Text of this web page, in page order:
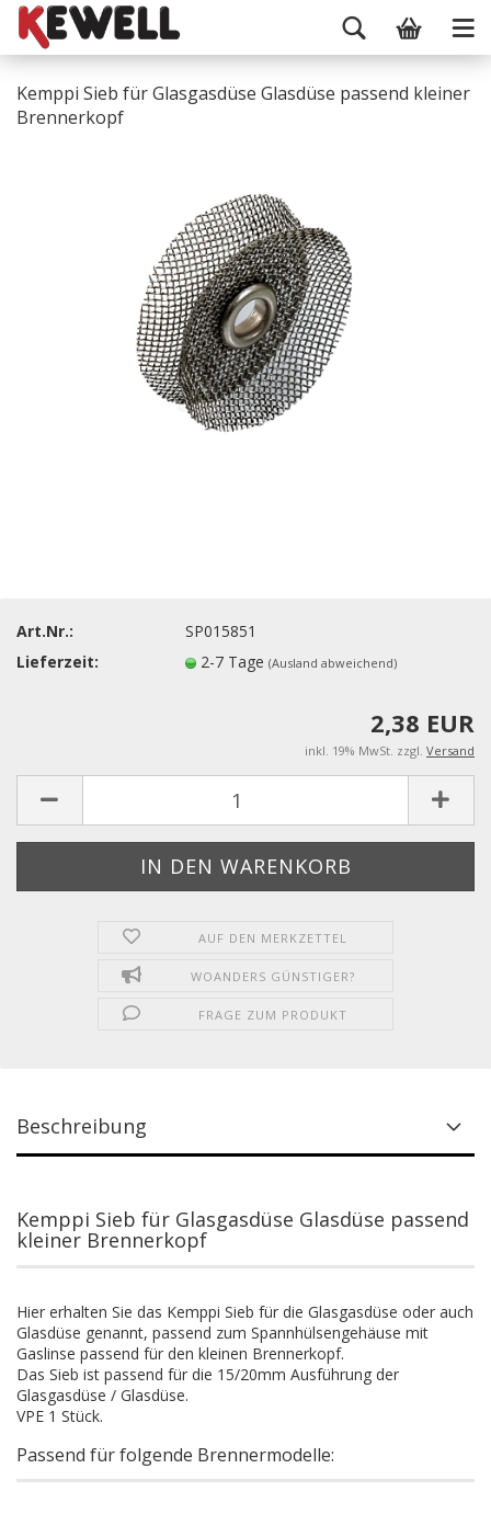
Kemppi Sieb für Glasgasdüse Glasdüse passend kleiner
Brennerkopf
Art.Nr.:
SP015851
Lieferzeit:
2-7 Tage(Ausland abweichend)
2,38 EUR
inkl. 19% MwSt. zzgl. Versand
AUF DEN MERKZETTEL
WOANDERS GÜNSTIGER?
FRAGE ZUM PRODUKT
Beschreibung
Kemppi Sieb für Glasgasdüse Glasdüse passend
kleiner Brennerkopf
Hier erhalten Sie das Kemppi Sieb für die Glasgasdüse oder auch
Glasdüse genannt, passend zum Spannhülsengehäuse mit
Gaslinse passend für den kleinen Brennerkopf.
Das Sieb ist passend für die 15/20mm Ausführung der
Glasgasdüse / Glasdüse.
VPE 1 Stück.
Passend für folgende Brennermodelle: